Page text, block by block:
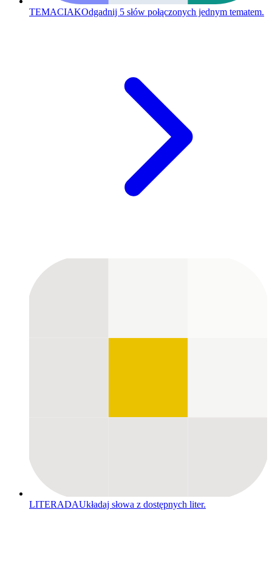
TEMACIAKOdgadnij 5 słów połączonych jednym tematem.
LITERADAUkładaj słowa z dostępnych liter.